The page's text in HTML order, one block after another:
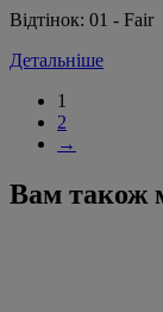
Відтінок: 01 - Fair
Детальніше
1
2
→
Вам також